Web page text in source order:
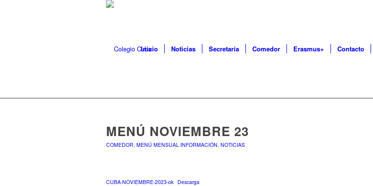
Inicio Noticias Secretaría Comedor Erasmus+ Contacto
MENÚ NOVIEMBRE 23
COMEDOR, MENÚ MENSUAL INFORMACIÓN, NOTICIAS
CUBA-NOVIEMBRE-2023-ok Descarga